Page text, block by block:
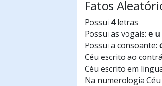
Fatos
Possui 4letras
Possui as vogais: e u
Possui a consoante: c
Céu escrito ao
Céu escrito em
Na numerologia